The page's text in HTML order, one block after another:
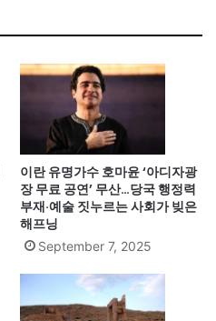
이란 유명가수 호마윤 ‘아디자광
장 무료 공연’ 무산…당국 행정력
부재·예술 짓누르는 사회가 빚은
해프닝
September 7, 2025